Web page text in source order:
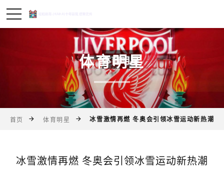
体育明星
首页 体育明星 冰雪激情再燃 冬奥会引领冰雪运动新热潮
冰雪激情再燃 冬奥会引领冰雪运动新热潮